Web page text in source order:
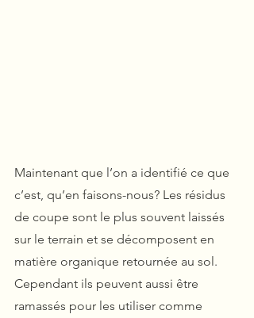
Maintenant que l’on a identifié ce que
c’est, qu’en faisons-nous? Les résidus
de coupe sont le plus souvent laissés
sur le terrain et se décomposent en
matière organique retournée au sol.
Cependant ils peuvent aussi être
ramassés pour les utiliser comme